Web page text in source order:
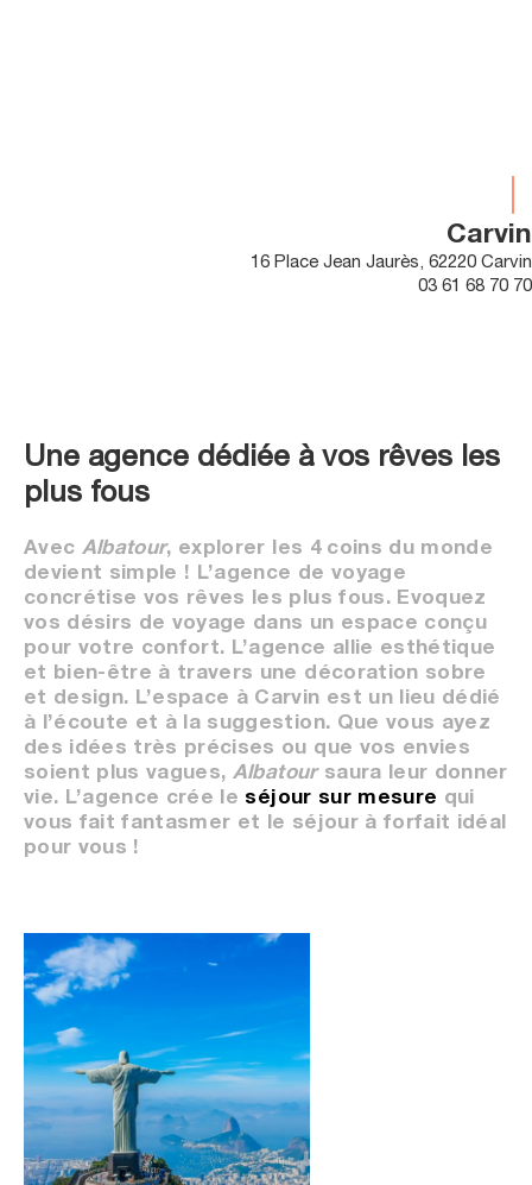
Carvin
16 Place Jean Jaurès, 62220 Carvin
03 61 68 70 70
Une agence dédiée à vos rêves les
plus fous
Avec Albatour, explorer les 4 coins du monde
devient simple ! L’agence de voyage
concrétise vos rêves les plus fous. Evoquez
vos désirs de voyage dans un espace conçu
pour votre confort. L’agence allie esthétique
et bien-être à travers une décoration sobre
et design. L’espace à Carvin est un lieu dédié
à l’écoute et à la suggestion. Que vous ayez
des idées très précises ou que vos envies
soient plus vagues, Albatoursaura leur donner
vie. L’agence crée le séjour sur mesure qui
vous fait fantasmer et le séjour à forfait idéal
pour vous !